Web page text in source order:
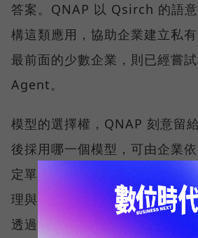
答案。QNAP 以 Qsirch 的語
構這類應用，協助企業建立私
最前面的少數企業，則已經嘗
Agent。
模型的選擇權，QNAP 刻意留
後採用哪一個模型，可由企業
定單一 AI 供應商。QNAP 也
理與模型情境協定（MCP）相
透過自然語言查詢狀態、調整